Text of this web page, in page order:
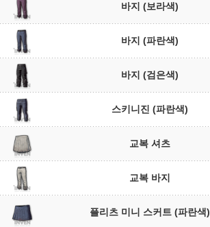
바지 (보라색)
바지 (파란색)
바지 (검은색)
스키니진 (파란색)
교복 셔츠
교복 바지
플리츠 미니 스커트 (파란색)